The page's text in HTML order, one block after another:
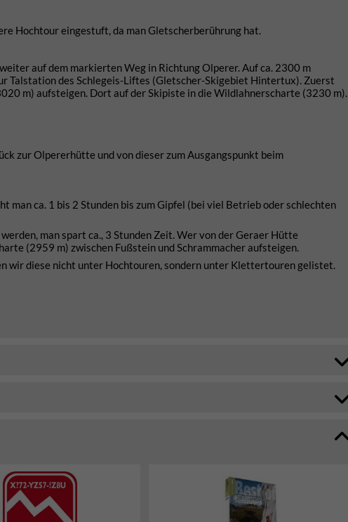
Hochtour eingestuft, da man Gletscherberührung hat.
auf dem markierten Weg in Richtung Olperer. Auf ca. 2300 m
Talstation des Schlegeis-Liftes (Gletscher-Skigebiet Hintertux). Zuerst
m) aufsteigen. Dort auf der Skipiste in die Wildlahnerscharte (3230 m).
zur Olpererhütte und von dieser zum Ausgangspunkt beim
ca. 1 bis 2 Stunden bis zum Gipfel (bei viel Betrieb oder schlechten
man spart ca., 3 Stunden Zeit. Wer von der Geraer Hütte
(2959 m) zwischen Fußstein und Schrammacher aufsteigen.
wir diese nicht unter Hochtouren, sondern unter Klettertouren gelistet.